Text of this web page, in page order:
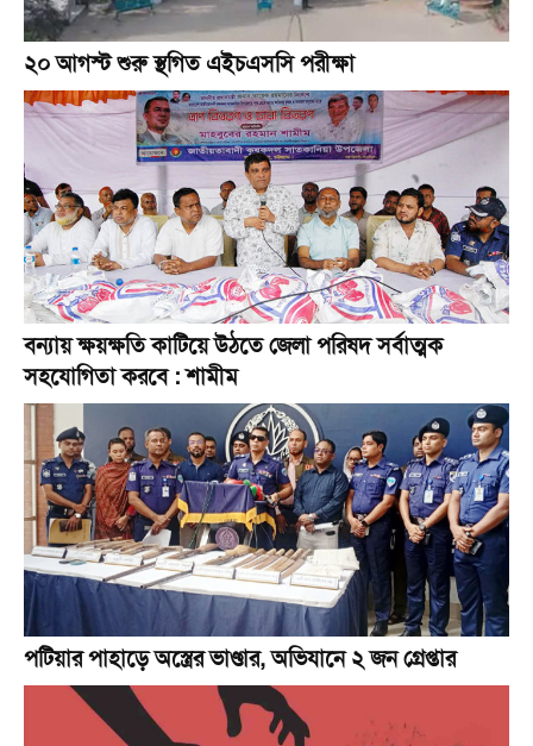
২০ আগস্ট শুরু স্থগিত এইচএসসি পরীক্ষা
বন্যায় ক্ষয়ক্ষতি কাটিয়ে উঠতে জেলা পরিষদ সর্বাত্মক
সহযোগিতা করবে : শামীম
পটিয়ার পাহাড়ে অস্ত্রের ভাণ্ডার, অভিযানে ২ জন গ্রেপ্তার